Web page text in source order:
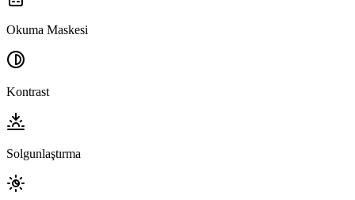
Okuma Maskesi
Kontrast
Solgunlaştırma